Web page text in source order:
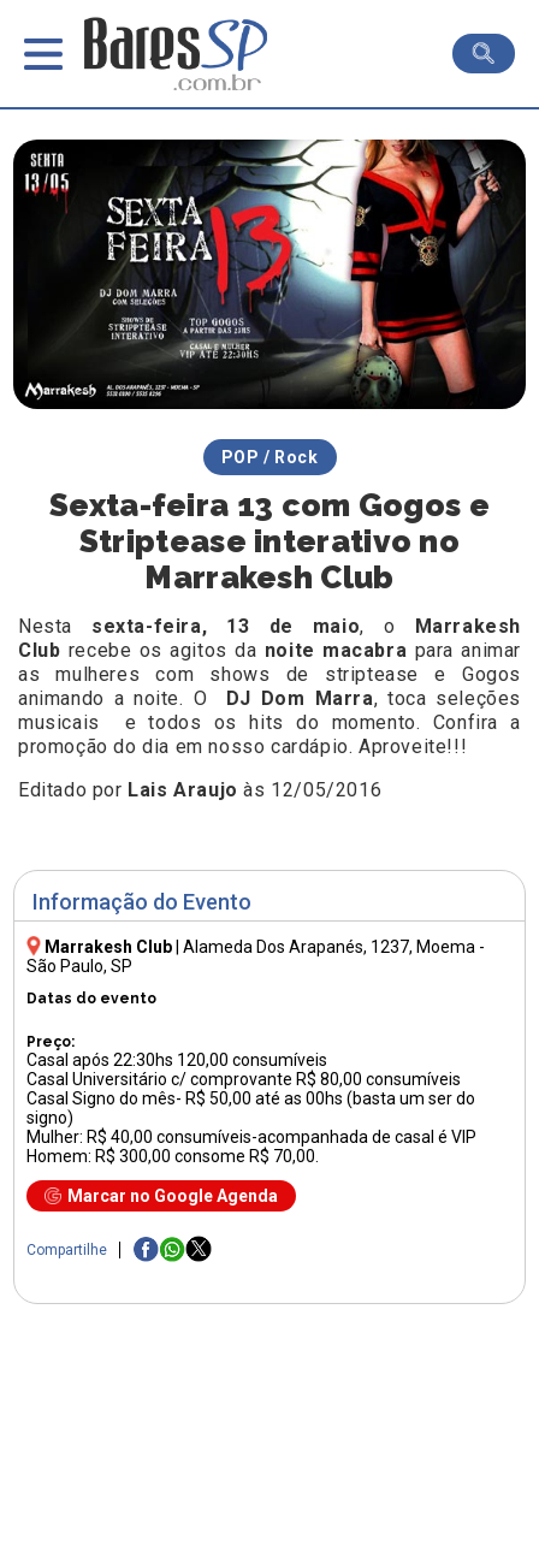
Informação do Evento
Marrakesh Club |Alameda Dos Arapanés, 1237, Moema -
São Paulo, SP
Datas do evento
Preço:
Casal após 22:30hs 120,00 consumíveis
Casal Universitário c/ comprovante R$ 80,00 consumíveis
Casal Signo do mês- R$ 50,00 até as 00hs (basta um ser do
signo)
Mulher: R$ 40,00 consumíveis-acompanhada de casal é VIP
Homem: R$ 300,00 consome R$ 70,00.
Marcar no Google Agenda
Compartilhe
POP / Rock
Sexta-feira 13 com Gogos e
Striptease interativo no
Marrakesh Club
Nesta sexta-feira, 13 de maio, o
Marrakesh
Club recebe os agitos da noite macabra para animar
as mulheres com shows de striptease e Gogos
animando a noite. O
DJ Dom Marra, toca seleções
musicais e todos os hits do momento. Confira a
promoção do dia em nosso cardápio. Aproveite!!!
Editado por Lais Araujo às 12/05/2016